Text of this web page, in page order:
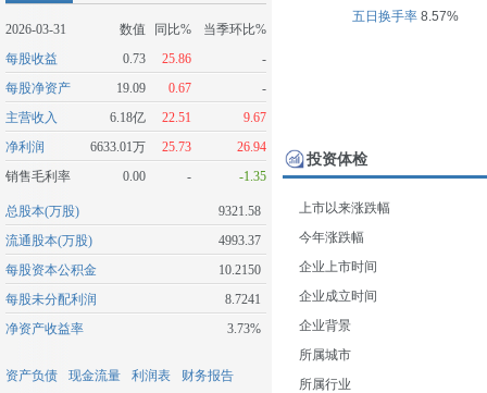
2026-03-31 数值 同比%
当季环比%
每股收益
0.73 25.86
-
每股净资产
19.09 0.67
-
主营收入
6.18亿 22.51
9.67
净利润
6633.01万 25.73
26.94
销售毛利率
0.00 - -1.35
总股本(万股)
9321.58
流通股本(万股)
4993.37
每股资本公积金
10.2150
每股未分配利润
8.7241
净资产收益率
3.73%
资产负债 现金流量 利润表 财务报告
五日换手率8.57%
投资体检
上市以来涨跌幅
今年涨跌幅
企业上市时间
企业成立时间
企业背景
所属城市
所属行业